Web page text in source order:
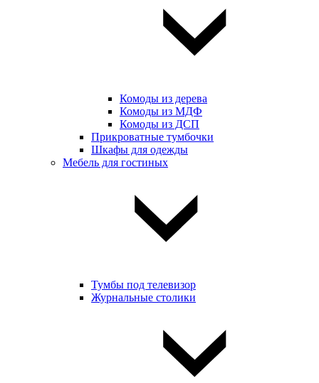
Комоды из дерева
Комоды из МДФ
Комоды из ДСП
Прикроватные тумбочки
Шкафы для одежды
Мебель для гостиных
Тумбы под телевизор
Журнальные столики